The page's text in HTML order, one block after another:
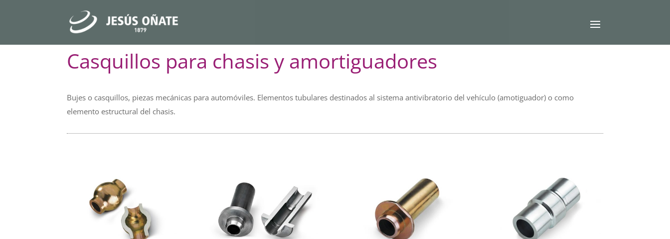
Casquillos para chasis y amortiguadores
Bujes o casquillos, piezas mecánicas para automóviles. Elementos tubulares destinados al sistema antivibratorio del vehículo (amotiguador) o como
elemento estructural del chasis.